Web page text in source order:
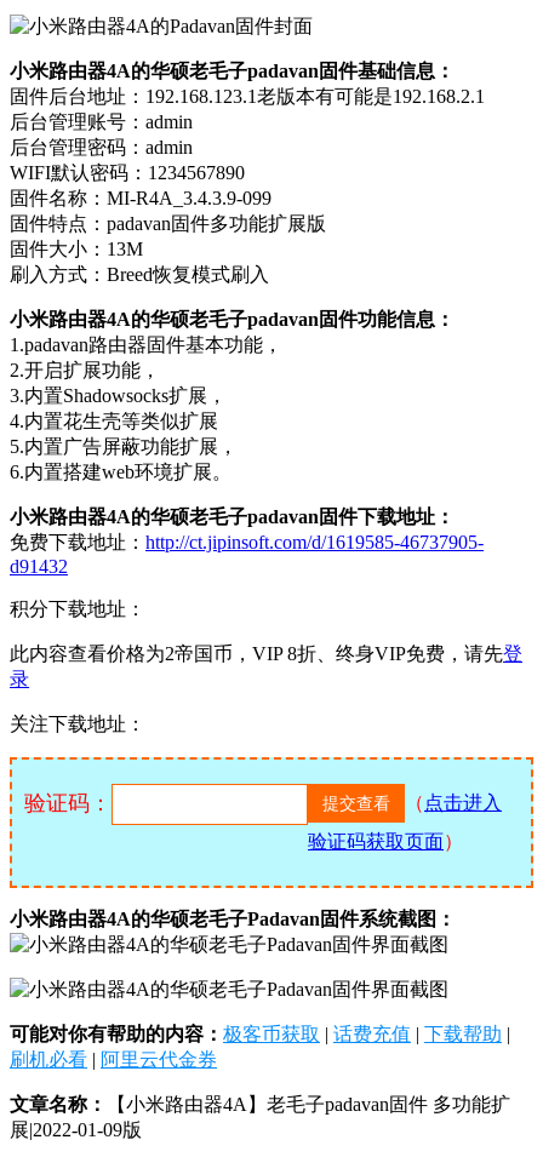
小米路由器4A的华硕老毛子padavan固件基础信息：
固件后台地址：192.168.123.1老版本有可能是192.168.2.1
后台管理账号：admin
后台管理密码：admin
WIFI默认密码：1234567890
固件名称：MI-R4A_3.4.3.9-099
固件特点：padavan固件多功能扩展版
固件大小：13M
刷入方式：Breed恢复模式刷入
小米路由器4A的华硕老毛子padavan固件功能信息：
1.padavan路由器固件基本功能，
2.开启扩展功能，
3.内置Shadowsocks扩展，
4.内置花生壳等类似扩展
5.内置广告屏蔽功能扩展，
6.内置搭建web环境扩展。
小米路由器4A的华硕老毛子padavan固件下载地址：
免费下载地址： http://ct.jipinsoft.com/d/1619585-46737905-
d91432
积分下载地址：
此内容查看价格为2帝国币，VIP 8折、终身VIP免费，请先登
录
关注下载地址：
验证码： （ 点击进入
验证码获取页面）
小米路由器4A的华硕老毛子Padavan固件系统截图：
可能对你有帮助的内容： 极客币获取 | 话费充值 | 下载帮助 |
刷机必看 | 阿里云代金券
文章名称：
【小米路由器4A】老毛子padavan固件 多功能扩
展|2022-01-09版